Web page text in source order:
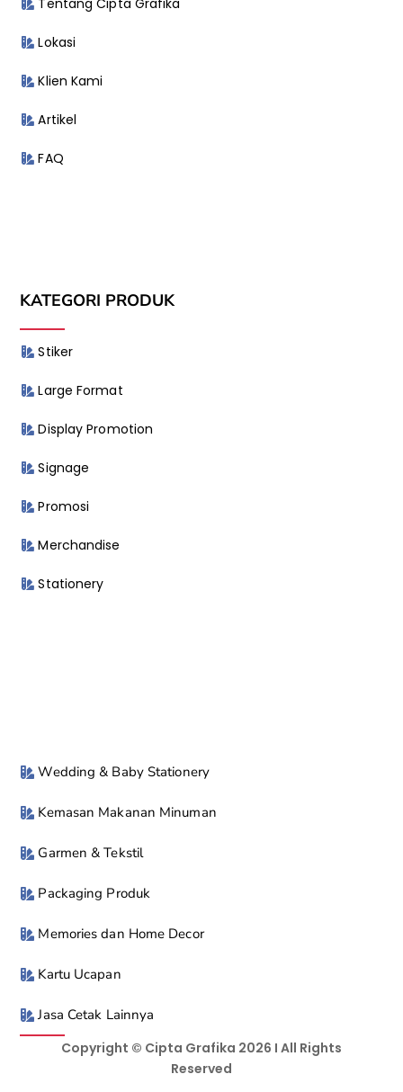
Tentang Cipta Grafika
Lokasi
Klien Kami
Artikel
FAQ
KATEGORI PRODUK
Stiker
Large Format
Display Promotion
Signage
Promosi
Merchandise
Stationery
Wedding & Baby Stationery
Kemasan Makanan Minuman
Garmen & Tekstil
Packaging Produk
Memories dan Home Decor
Kartu Ucapan
Jasa Cetak Lainnya
Copyright © Cipta Grafika 2026 I All Rights
Reserved